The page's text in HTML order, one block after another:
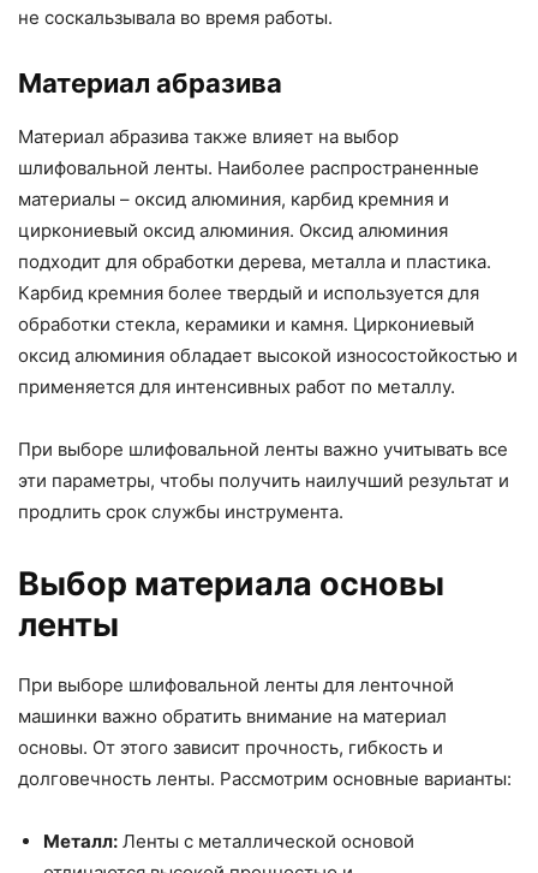
не соскальзывала во время работы.
Материал абразива
Материал абразива также влияет на выбор
шлифовальной ленты. Наиболее распространенные
материалы – оксид алюминия, карбид кремния и
циркониевый оксид алюминия. Оксид алюминия
подходит для обработки дерева, металла и пластика.
Карбид кремния более твердый и используется для
обработки стекла, керамики и камня. Циркониевый
оксид алюминия обладает высокой износостойкостью и
применяется для интенсивных работ по металлу.
При выборе шлифовальной ленты важно учитывать все
эти параметры, чтобы получить наилучший результат и
продлить срок службы инструмента.
Выбор материала основы
ленты
При выборе шлифовальной ленты для ленточной
машинки важно обратить внимание на материал
основы. От этого зависит прочность, гибкость и
долговечность ленты. Рассмотрим основные варианты:
Металл: Ленты с металлической основой